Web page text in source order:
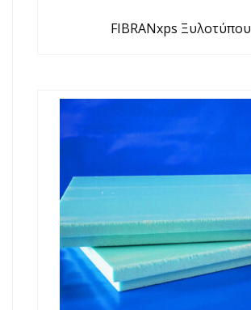
FIBRANxps Ξυλοτύπου